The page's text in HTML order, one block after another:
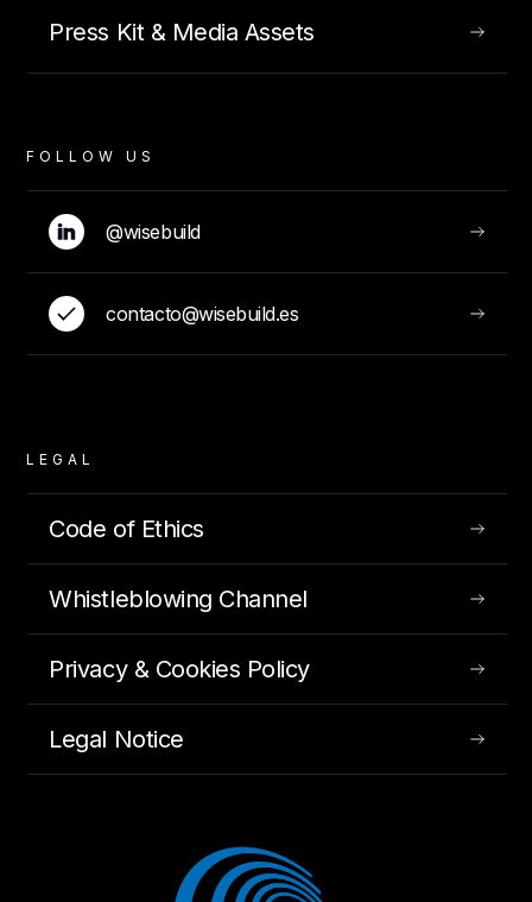
FOLLOW US
@wisebuild
contacto@wisebuild.es
LEGAL
Code of Ethics
Whistleblowing Channel
Privacy & Cookies Policy
Legal Notice
Press Kit & Media Assets